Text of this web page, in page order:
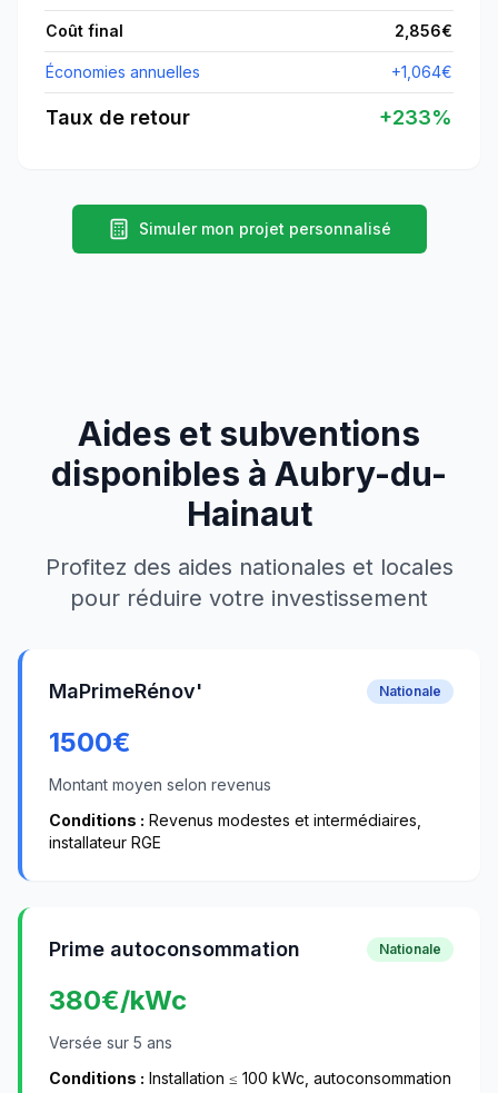
Coût final 2,856€
Économies annuelles +1,064€
Taux de retour +233%
Simuler mon projet personnalisé
Aides et subventions
disponibles à Aubry-du-
Hainaut
Profitez des aides nationales et locales
pour réduire votre investissement
MaPrimeRénov' Nationale
1500€
Montant moyen selon revenus
Conditions : Revenus modestes et intermédiaires,
installateur RGE
Prime autoconsommation Nationale
380€/kWc
Versée sur 5 ans
Conditions : Installation ≤ 100 kWc, autoconsommation